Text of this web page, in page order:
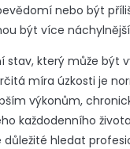
nebo být
být více náchylnější
stav, který může být
míra úzkosti je
výkonům,
každodenního
důležité hledat